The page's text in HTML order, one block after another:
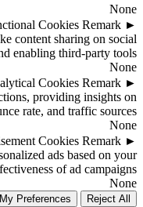
None
►
Cookies Remark
content sharing on social
enabling third-party tools.
None
►
Cookies Remark
providing insights on
rate, and traffic sources.
None
►
Cookies Remark
ads based on your
of ad campaigns.
None
Reject All
Preferences